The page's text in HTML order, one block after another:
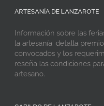
ARTESANÍA DE LANZAROTE
Información sobre las
la artesanía; detalla
convocados y los
reseña las condiciones
artesano.